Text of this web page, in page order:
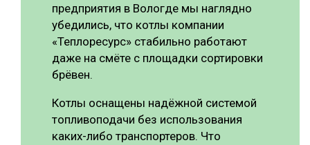
предприятия в Вологде мы наглядно
убедились, что котлы компании
«Теплоресурс» стабильно работают
даже на смёте с площадки сортировки
брёвен.
Котлы оснащены надёжной системой
топливоподачи без использования
каких-либо транспортеров. Что